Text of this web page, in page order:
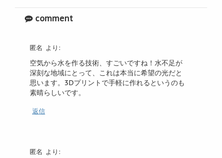
comment
匿名 より:
空気から水を作る技術、すごいですね！水不足が
深刻な地域にとって、これは本当に希望の光だと
思います。3Dプリントで手軽に作れるというのも
素晴らしいです。
返信
匿名 より: